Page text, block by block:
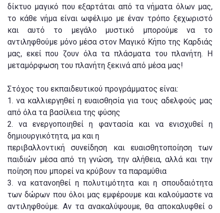
δίκτυο μαγικό που εξαρτάται από τα νήματα όλων μας,
το κάθε νήμα είναι ωφέλιμο με έναν τρόπο ξεχωριστό
και αυτό το μεγάλο μυστικό μπορούμε να το
αντιληφθούμε μόνο μέσα στον Μαγικό Κήπο της Καρδιάς
μας, εκεί που ζουν όλα τα πλάσματα του πλανήτη. Η
μεταμόρφωση του πλανήτη ξεκινά από μέσα μας!
Στόχος του εκπαιδευτικού προγράμματος είναι:
1. να καλλιεργηθεί η ευαισθησία για τους αδελφούς μας
από όλα τα βασίλεια της φύσης
2. να ενεργοποιηθεί η φαντασία και να ενισχυθεί η
δημιουργικότητα, μα και η
περιβαλλοντική συνείδηση και ευαισθητοποίηση των
παιδιών μέσα από τη γνώση, την αλήθεια, αλλά και την
ποίηση που μπορεί να κρύβουν τα παραμύθια
3. να κατανοηθεί η πολυτιμότητα και η σπουδαιότητα
των δώρων που όλοι μας εμφέρουμε και καλούμαστε να
αντιληφθούμε. Αν τα ανακαλύψουμε, θα αποκαλυφθεί ο